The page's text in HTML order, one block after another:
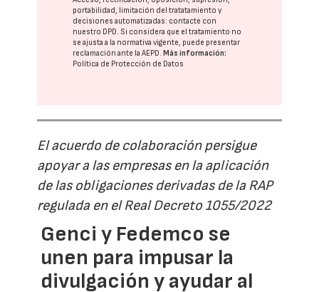
portabilidad, limitación del tratatamiento y
decisiones automatizadas: contacte con
nuestro DPD. Si considera que el tratamiento no
se ajusta a la normativa vigente, puede presentar
reclamación ante laAEPD.Más información:
Política de Protección de Datos
El acuerdo de colaboración persigue
apoyar a las empresas en la aplicación
de las obligaciones derivadas de la RAP
regulada en el Real Decreto 1055/2022
Genci y Fedemco se
unen para impusar la
divulgación y ayudar al